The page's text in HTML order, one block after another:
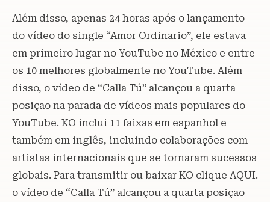
Além disso, apenas 24 horas após o lançamento
do vídeo do single “Amor Ordinario”, ele estava
em primeiro lugar no YouTube no México e entre
os 10 melhores globalmente no YouTube. Além
disso, o vídeo de “Calla Tú” alcançou a quarta
posição na parada de vídeos mais populares do
YouTube. KO inclui 11 faixas em espanhol e
também em inglês, incluindo colaborações com
artistas internacionais que se tornaram sucessos
globais. Para transmitir ou baixar KO clique AQUI.
o vídeo de “Calla Tú” alcançou a quarta posição